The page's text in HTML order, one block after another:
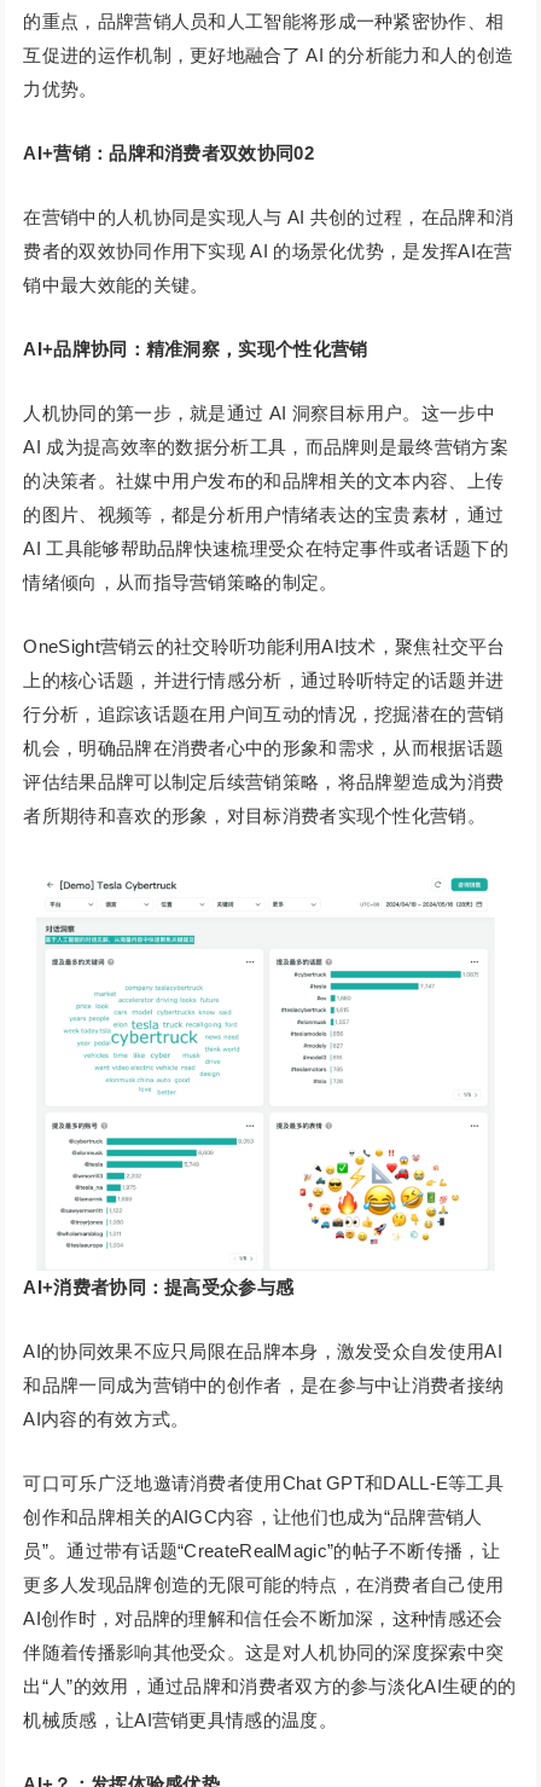
的重点，品牌营销人员和人工智能将形成一种紧密协作、相
互促进的运作机制，更好地融合了 AI 的分析能力和人的创造
力优势。
AI+营销：品牌和消费者双效协同02
在营销中的人机协同是实现人与 AI 共创的过程，在品牌和消
费者的双效协同作用下实现 AI 的场景化优势，是发挥AI在营
销中最大效能的关键。
AI+品牌协同：精准洞察，实现个性化营销
人机协同的第一步，就是通过 AI 洞察目标用户。这一步中
AI 成为提高效率的数据分析工具，而品牌则是最终营销方案
的决策者。社媒中用户发布的和品牌相关的文本内容、上传
的图片、视频等，都是分析用户情绪表达的宝贵素材，通过
AI 工具能够帮助品牌快速梳理受众在特定事件或者话题下的
情绪倾向，从而指导营销策略的制定。
OneSight营销云的社交聆听功能利用AI技术，聚焦社交平台
上的核心话题，并进行情感分析，通过聆听特定的话题并进
行分析，追踪该话题在用户间互动的情况，挖掘潜在的营销
机会，明确品牌在消费者心中的形象和需求，从而根据话题
评估结果品牌可以制定后续营销策略，将品牌塑造成为消费
者所期待和喜欢的形象，对目标消费者实现个性化营销。
AI+消费者协同：提高受众参与感
AI的协同效果不应只局限在品牌本身，激发受众自发使用AI
和品牌一同成为营销中的创作者，是在参与中让消费者接纳
AI内容的有效方式。
可口可乐广泛地邀请消费者使用Chat GPT和DALL-E等工具
创作和品牌相关的AIGC内容，让他们也成为“品牌营销人
员”。通过带有话题“CreateRealMagic”的帖子不断传播，让
更多人发现品牌创造的无限可能的特点，在消费者自己使用
AI创作时，对品牌的理解和信任会不断加深，这种情感还会
伴随着传播影响其他受众。这是对人机协同的深度探索中突
出“人”的效用，通过品牌和消费者双方的参与淡化AI生硬的的
机械质感，让AI营销更具情感的温度。